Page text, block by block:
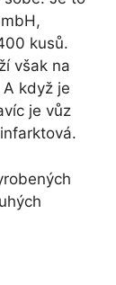
kusů.
však na
když je
je vůz